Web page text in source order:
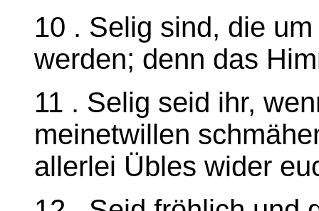
10 . Selig sind, die
werden; denn das
11 . Selig seid ihr,
meinetwillen
allerlei Übles wider